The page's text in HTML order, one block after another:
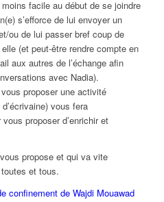
facile au début de se joindre
s’efforce de lui envoyer un
ou de lui passer bref coup de
(et peut-être rendre compte en
aux autres de l’échange afin
avec Nadia).
proposer une activité
vous fera
proposer d’enrichir et
propose et qui va vite
et tous.
confinement de Wajdi Mouawad